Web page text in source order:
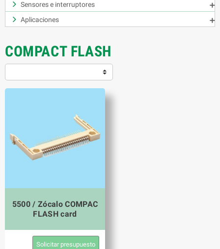
Sensores e interruptores

Aplicaciones

COMPACT FLASH
5500 / Zócalo COMPAC
FLASH card
Solicitar presupuesto